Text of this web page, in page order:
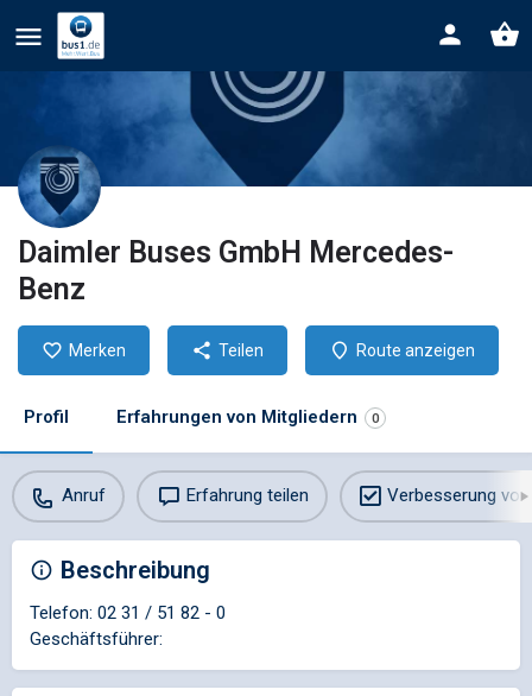
Daimler Buses GmbH Mercedes-
Benz
Merken Teilen Route anzeigen
Profil Erfahrungen von Mitgliedern 0
Anruf Erfahrung teilen Verbesserung
Beschreibung
Telefon: 02 31 / 51 82 - 0
Geschäftsführer: